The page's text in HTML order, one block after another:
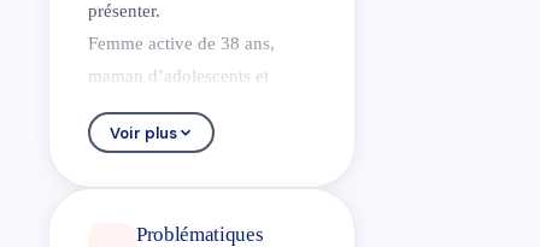
présenter.
Femme active de 38 ans,
maman d’adolescents et
épouse amoureuse, j’ai,
comme vous, rencontré pas
appris de et grâce à la vie.
Voir plus
Problématiques